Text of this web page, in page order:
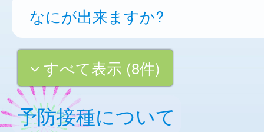
なにが出来ますか?
すべて表示 (8件)
予防接種について